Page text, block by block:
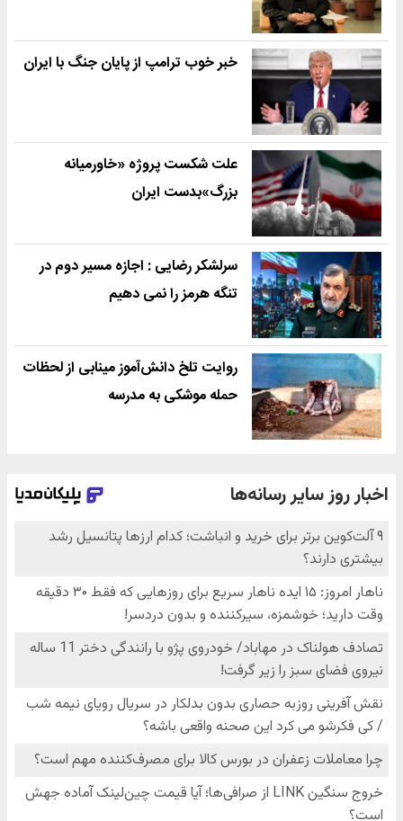
خبر خوب ترامپ از پایان جنگ با ایران
علت شکست پروژه «خاورمیانه
بزرگ»بدست ایران
سرلشکر رضایی : اجازه مسیر دوم در
تنگه هرمز را نمی دهیم
روایت تلخ دانش‌آموز مینابی از لحظات
حمله موشکی به مدرسه